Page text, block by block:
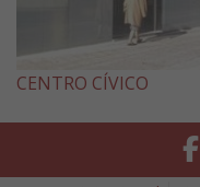
CENTRO CÍVICO